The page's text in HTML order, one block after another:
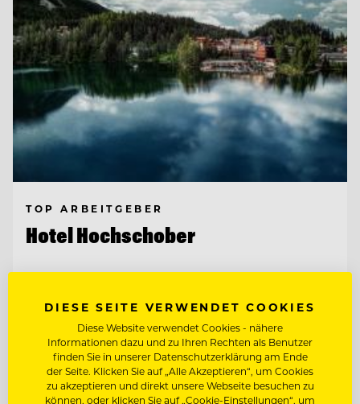
TOP ARBEITGEBER
Hotel Hochschober
CHEF DE
RANG/RESTAURANTFACHMANN/FRAU
BARMITARBEITER
DIESE SEITE VERWENDET COOKIES
Diese Website verwendet Cookies - nähere
Informationen dazu und zu Ihren Rechten als Benutzer
finden Sie in unserer Datenschutzerklärung am Ende
der Seite. Klicken Sie auf „Alle Akzeptieren“, um Cookies
zu akzeptieren und direkt unsere Webseite besuchen zu
können, oder klicken Sie auf „Cookie-Einstellungen“, um